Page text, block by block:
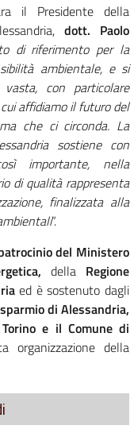
il Presidente della
dott. Paolo
di riferimento per la
ambientale, e si
con particolare
affidiamo il futuro del
che ci circonda. La
sostiene con
importante, nella
di qualità rappresenta
finalizzata alla
“.
del Ministero
della Regione
ed è sostenuto dagli
di Alessandria,
e il Comune di
della